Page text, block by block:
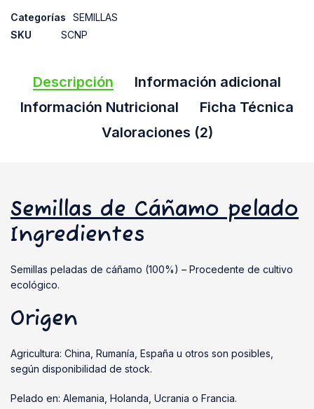
Categorías
SEMILLAS
SKU
SCNP
Descripción
Información adicional
Información Nutricional
Ficha Técnica
Valoraciones (2)
Semillas de Cáñamo pelado
Ingredientes
Semillas peladas de cáñamo (100%) – Procedente de cultivo
ecológico.
Origen
Agricultura: China, Rumanía, España u otros son posibles,
según disponibilidad de stock.
Pelado en: Alemania, Holanda, Ucrania o Francia.